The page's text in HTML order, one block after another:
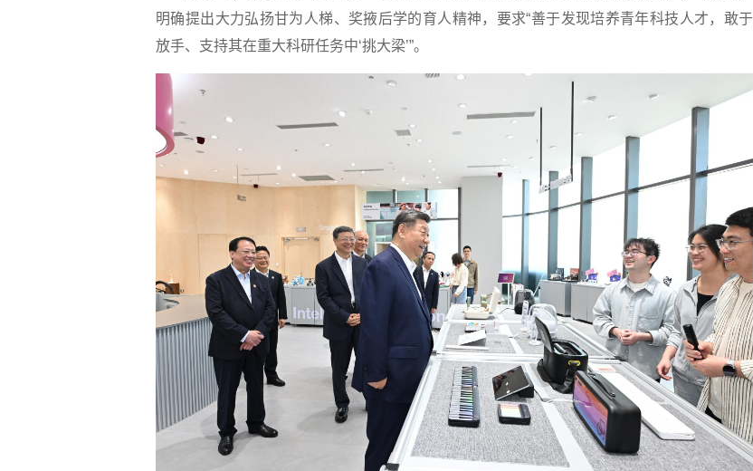
明确提出大力弘扬甘为人梯、奖掖后学的育人精神，要求“善于发现培养青年科技人才，敢于
放手、支持其在重大科研任务中‘挑大梁’”。